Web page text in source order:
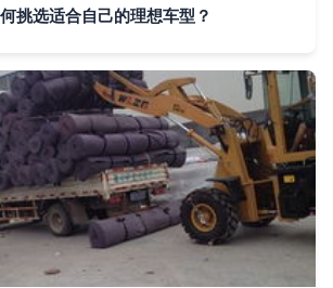
挑选适合自己的理想车型？